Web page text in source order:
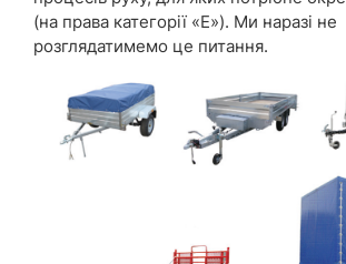
(на права категорії «Е»). Ми наразі не
розглядатимемо це питання.